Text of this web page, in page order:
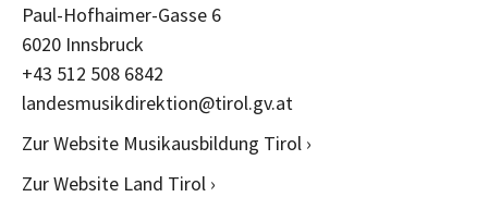
Paul-Hofhaimer-Gasse 6
6020 Innsbruck
+43 512 508 6842
landesmusikdirektion@tirol.gv.at
Zur Website Musikausbildung Tirol ›
Zur Website Land Tirol ›